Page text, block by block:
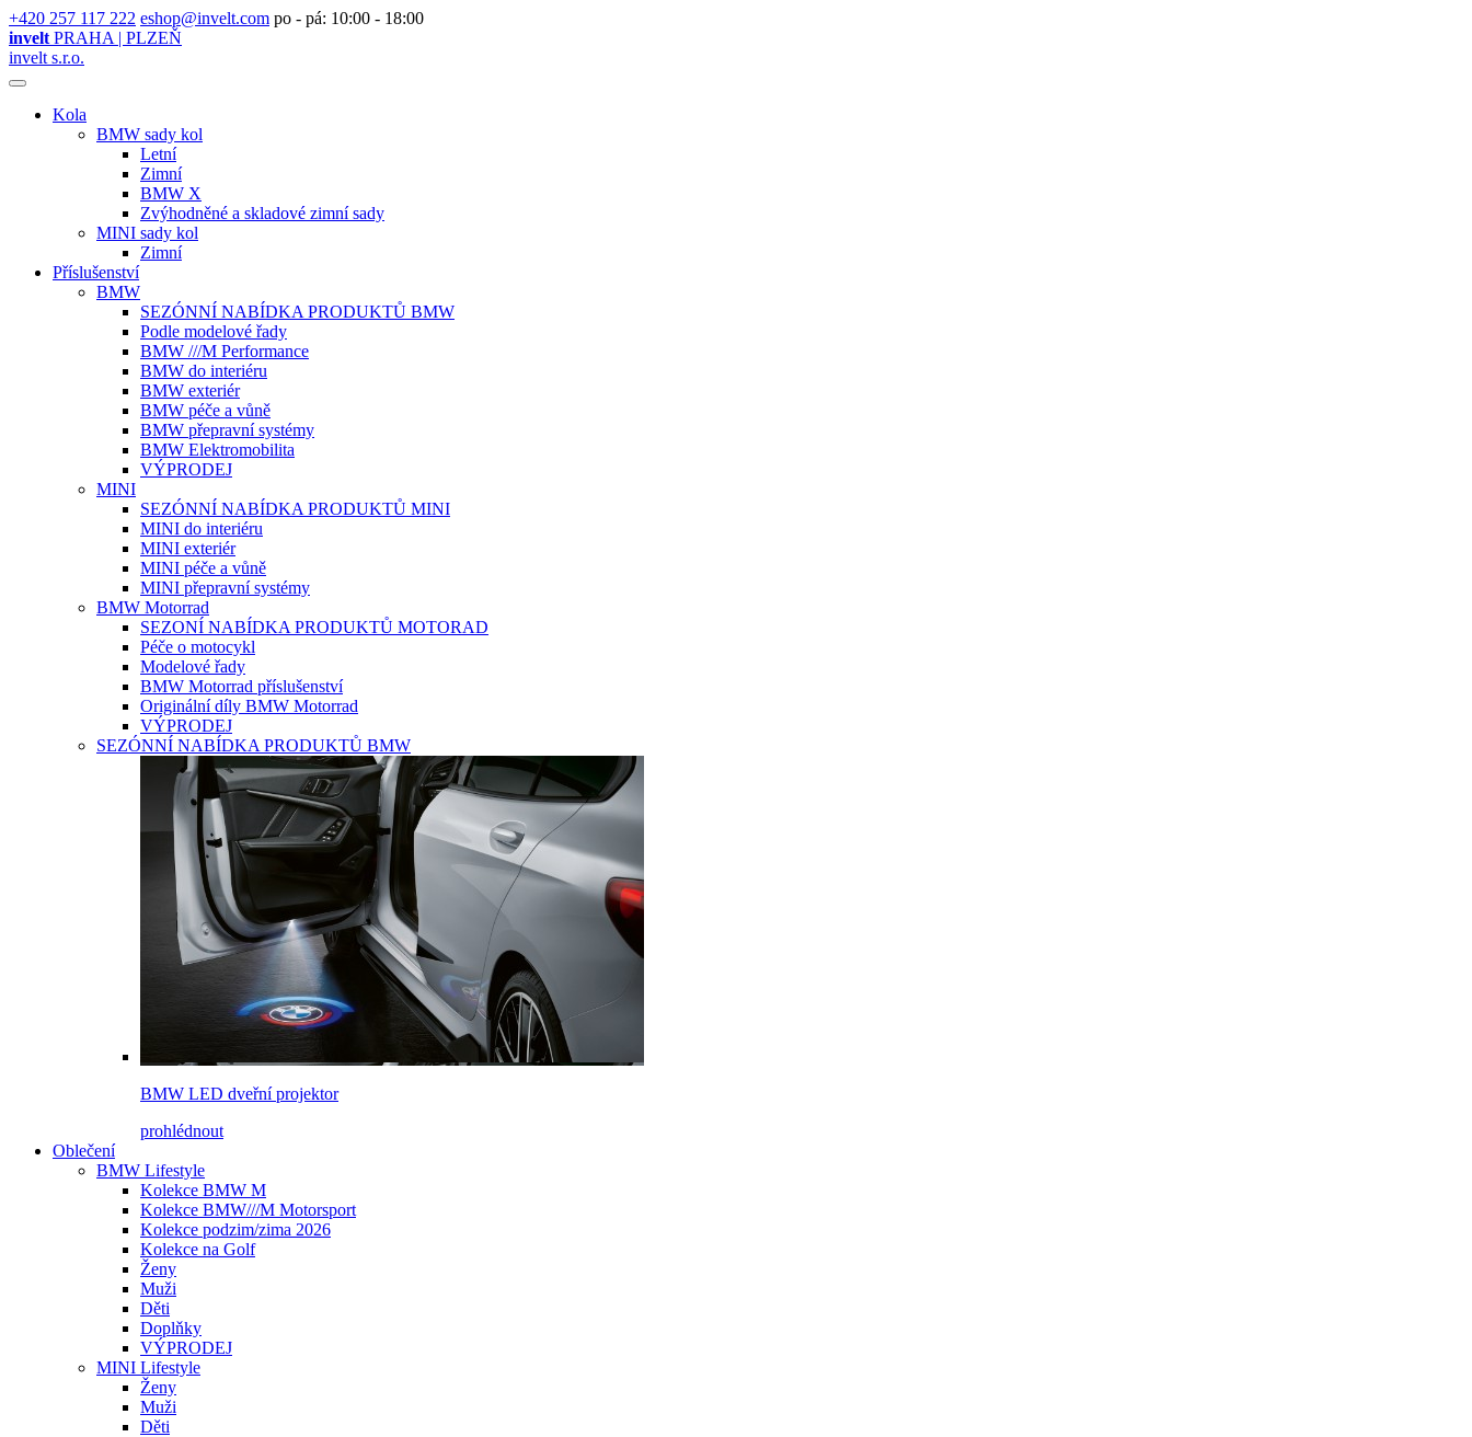
+420 257 117 222 eshop@invelt.com po - pá: 10:00 - 18:00
invelt PRAHA | PLZEŇ
invelt s.r.o.
Kola
BMW sady kol
Letní
Zimní
BMW X
Zvýhodněné a skladové zimní sady
MINI sady kol
Zimní
Příslušenství
BMW
SEZÓNNÍ NABÍDKA PRODUKTŮ BMW
Podle modelové řady
BMW ///M Performance
BMW do interiéru
BMW exteriér
BMW péče a vůně
BMW přepravní systémy
BMW Elektromobilita
VÝPRODEJ
MINI
SEZÓNNÍ NABÍDKA PRODUKTŮ MINI
MINI do interiéru
MINI exteriér
MINI péče a vůně
MINI přepravní systémy
BMW Motorrad
SEZONÍ NABÍDKA PRODUKTŮ MOTORAD
Péče o motocykl
Modelové řady
BMW Motorrad příslušenství
Originální díly BMW Motorrad
VÝPRODEJ
SEZÓNNÍ NABÍDKA PRODUKTŮ BMW
BMW LED dveřní projektor
prohlédnout
Oblečení
BMW Lifestyle
Kolekce BMW M
Kolekce BMW///M Motorsport
Kolekce podzim/zima 2026
Kolekce na Golf
Ženy
Muži
Děti
Doplňky
VÝPRODEJ
MINI Lifestyle
Ženy
Muži
Děti